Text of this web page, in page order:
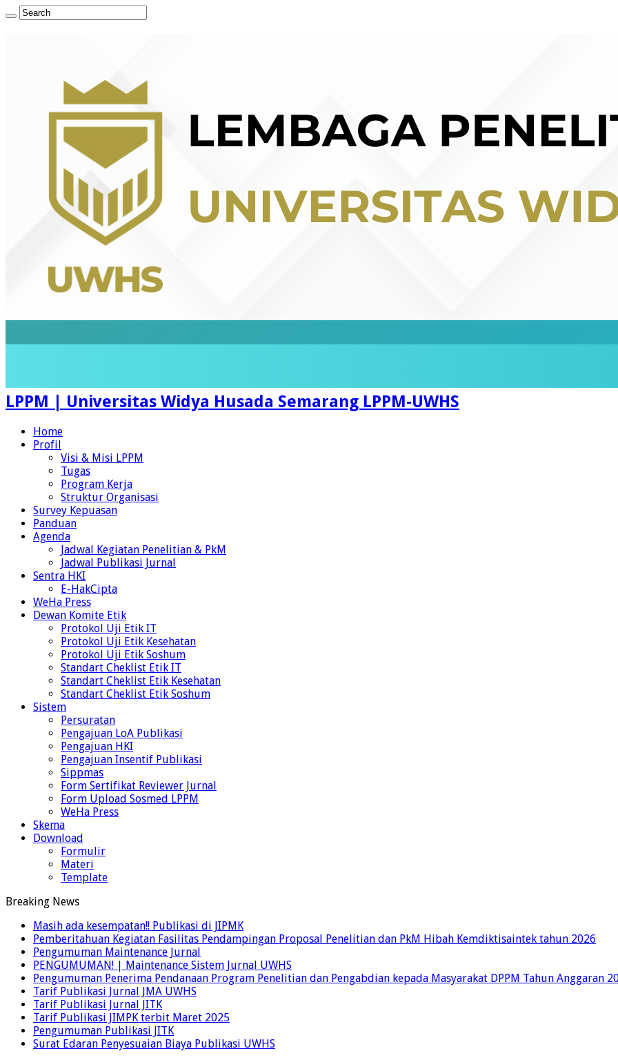
LPPM | Universitas Widya Husada Semarang LPPM-UWHS
Home
Profil
Visi & Misi LPPM
Tugas
Program Kerja
Struktur Organisasi
Survey Kepuasan
Panduan
Agenda
Jadwal Kegiatan Penelitian & PkM
Jadwal Publikasi Jurnal
Sentra HKI
E-HakCipta
WeHa Press
Dewan Komite Etik
Protokol Uji Etik IT
Protokol Uji Etik Kesehatan
Protokol Uji Etik Soshum
Standart Cheklist Etik IT
Standart Cheklist Etik Kesehatan
Standart Cheklist Etik Soshum
Sistem
Persuratan
Pengajuan LoA Publikasi
Pengajuan HKI
Pengajuan Insentif Publikasi
Sippmas
Form Sertifikat Reviewer Jurnal
Form Upload Sosmed LPPM
WeHa Press
Skema
Download
Formulir
Materi
Template
Breaking News
Masih ada kesempatan!! Publikasi di JIPMK
Pemberitahuan Kegiatan Fasilitas Pendampingan Proposal Penelitian dan PkM Hibah Kemdiktisaintek tahun 2026
Pengumuman Maintenance Jurnal
PENGUMUMAN! | Maintenance Sistem Jurnal UWHS
Pengumuman Penerima Pendanaan Program Penelitian dan Pengabdian kepada Masyarakat DPPM Tahun Anggaran
Tarif Publikasi Jurnal JMA UWHS
Tarif Publikasi Jurnal JITK
Tarif Publikasi JIMPK terbit Maret 2025
Pengumuman Publikasi JITK
Surat Edaran Penyesuaian Biaya Publikasi UWHS